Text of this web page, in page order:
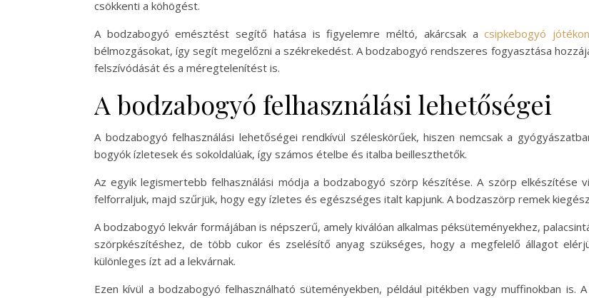
csökkenti a köhögést.
A bodzabogyó emésztést segítő hatása is figyelemre méltó, akárcsak acsipkebogyó
bélmozgásokat, így segít megelőzni a székrekedést. A bodzabogyó rendszeres fogyasztása
felszívódását és a méregtelenítést is.
A bodzabogyó felhasználási lehetőségei
A bodzabogyó felhasználási lehetőségei rendkívül széleskörűek, hiszen nemcsak a
bogyók ízletesek és sokoldalúak, így számos ételbe és italba beilleszthetők.
Az egyik legismertebb felhasználási módja a bodzabogyó szörp készítése. A szörp elkészítése
felforraljuk, majd szűrjük, hogy egy ízletes és egészséges italt kapjunk. A bodzaszörp remek
A bodzabogyó lekvár formájában is népszerű, amely kiválóan alkalmas péksüteményekhez,
szörpkészítéshez, de több cukor és zselésítő anyag szükséges, hogy a megfelelő állagot
különleges ízt ad a lekvárnak.
Ezen kívül a bodzabogyó felhasználható süteményekben, például pitékben vagy muffinokban